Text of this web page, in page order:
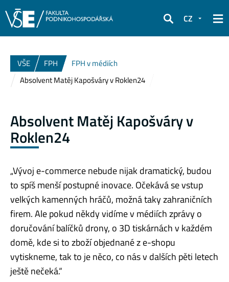
Hledat
CZ
VŠE FPH
FPH v médiích
Absolvent Matěj Kapošváry v Roklen24
Absolvent Matěj Kapošváry v
Roklen24
„Vývoj e-commerce nebude nijak dramatický, budou
to spíš menší postupné inovace. Očekává se vstup
velkých kamenných hráčů, možná taky zahraničních
firem. Ale pokud někdy vidíme v médiích zprávy o
doručování balíčků drony, o 3D tiskárnách v každém
domě, kde si to zboží objednané z e-shopu
vytiskneme, tak to je něco, co nás v dalších pěti letech
ještě nečeká.“